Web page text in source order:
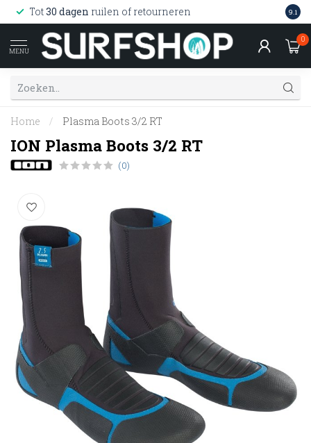
Tot30 dagen ruilen of retourneren 9.1
MENU
0
Home / Plasma Boots 3/2 RT
ION Plasma Boots 3/2 RT
(0)